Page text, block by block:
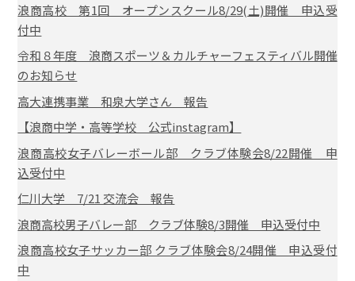
浪商高校 第1回 オープンスクール8/29(土)開催 申込受
付中
令和８年度 浪商スポーツ＆カルチャーフェスティバル開催
のお知らせ
高大連携事業 和泉大学さん 報告
【浪商中学・高等学校 公式instagram】
浪商高校女子バレーボール部 クラブ体験会8/22開催 申
込受付中
仁川大学 7/21 交流会 報告
浪商高校男子バレー部 クラブ体験8/3開催 申込受付中
浪商高校女子サッカー部 クラブ体験会8/24開催 申込受付
中